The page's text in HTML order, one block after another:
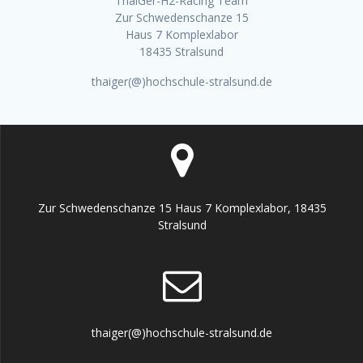
Zur Schwedenschanze 15
Haus 7 Komplexlabor
18435 Stralsund
thaiger(@)hochschule-stralsund.de
Zur Schwedenschanze 15 Haus 7 Komplexlabor, 18435
Stralsund
thaiger(@)hochschule-stralsund.de